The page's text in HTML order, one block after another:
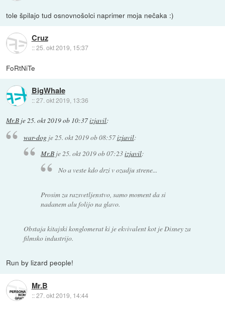
tole špilajo tud osnovnošolci naprimer moja nečaka :)
Cruz
::25. okt 2019, 15:37
FoRtNiTe
BigWhale
::27. okt 2019, 13:36
Mr.B je25. okt 2019 ob 10:37izjavil:
war-dogje 25. okt 2019 ob 08:57izjavil:
Mr.B je25. okt 2019 ob 07:23izjavil:
No a veste kdo drzi v ozadju strene...
Prosim za razsvetljenstvo, samo moment da si
nadanem alu folijo na glavo.
Obstaja kitajski konglomerat ki je ekvivalent kot je Disney za
filmsko industrijo.
Run by lizard people!
Mr.B
::27. okt 2019, 14:44